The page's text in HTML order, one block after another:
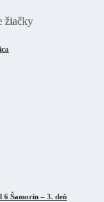
žiačky
Šamorín – 3. deň